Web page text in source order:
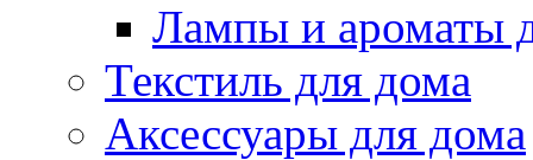
Лампы и ароматы
Текстиль для дома
Аксессуары для дома